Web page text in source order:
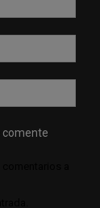
comente